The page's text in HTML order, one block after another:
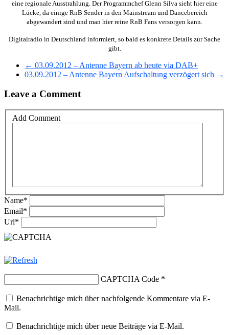
eine regionale Ausstrahlung. Der Programmchef Glenn Silva sieht hier eine
Lücke, da einige RnB Sender in den Mainstream und Dancebereich
abgewandert sind und man hier reine RnB Fans versorgen kann.
Digitalradio in Deutschland informiert, so bald es konkrete Details zur Sache
gibt.
← 03.09.2012 – Antenne Bayern ab heute via DAB+
03.09.2012 – Antenne Bayern Aufschaltung verzögert sich →
Leave a Comment
Add Comment
Name*
Email*
Url*
CAPTCHA Code *
Benachrichtige mich über nachfolgende Kommentare via E-
Mail.
Benachrichtige mich über neue Beiträge via E-Mail.